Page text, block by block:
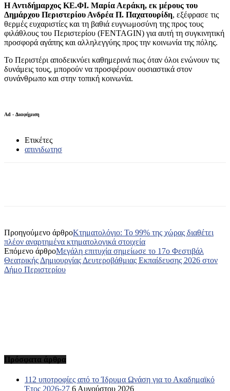
Η Αντιδήμαρχος ΚΕ.ΦΙ. Μαρία Αεράκη, εκ μέρους του
Δημάρχου Περιστερίου Ανδρέα Π. Παχατουρίδη, εξέφρασε τις
θερμές ευχαριστίες και τη βαθιά ευγνωμοσύνη της προς τους
φιλάθλους του Περιστερίου (FENTAGIN) για αυτή τη συγκινητική
προσφορά αγάπης και αλληλεγγύης προς την κοινωνία της πόλης.
Το Περιστέρι αποδεικνύει καθημερινά πως όταν όλοι ενώνουν τις
δυνάμεις τους, μπορούν να προσφέρουν ουσιαστικά στον
συνάνθρωπο και στην τοπική κοινωνία.
Ad - Διαφήμιση
Ετικέτες
απινιδωτησ
Προηγούμενο άρθροΚτηματολόγιο: Το 99% της χώρας διαθέτει
πλέον αναρτημένα κτηματολογικά στοιχεία
Επόμενο άρθροΜεγάλη επιτυχία σημείωσε το 17ο Φεστιβάλ
Θεατρικής Δημιουργίας Δευτεροβάθμιας Εκπαίδευσης 2026 στον
Δήμο Περιστερίου
Πρόσφατα άρθρα
112 υποτροφίες από το Ίδρυμα Ωνάση για το Ακαδημαϊκό
Έτος 2026-27 6 Αυγούστου 2026